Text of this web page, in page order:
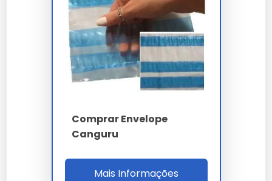
PARÂMETRO ESPECIFICAÇÃO
Material
Espessura
60 µm 3%
MTBF applicator
Norma
NBR 15776 / ISO 2859-
Comprar Envelope
Canguru
Mais Informações